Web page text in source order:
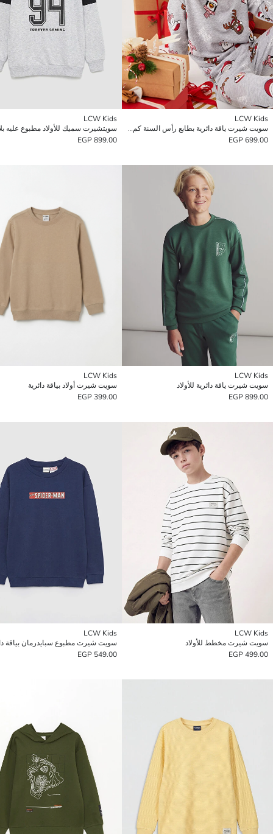
LCW Kids
سويت شيرت ياقة دائرية بطابع رأس السنة كم طويل للأولاد
699.00 EGP
LCW Kids
899.00 EGP
LCW Kids
سويت شيرت ياقة دائرية للأولاد
899.00 EGP
LCW Kids
سويت شيرت أولاد بياقة دائرية
399.00 EGP
LCW Kids
سويت شيرت مخطط للأولاد
499.00 EGP
LCW Kids
549.00 EGP